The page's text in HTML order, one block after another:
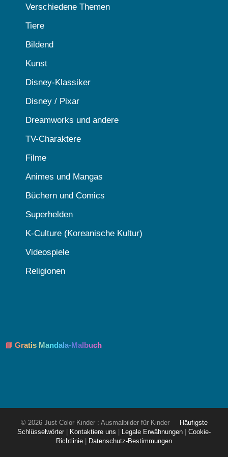
Verschiedene Themen
Tiere
Bildend
Kunst
Disney-Klassiker
Disney / Pixar
Dreamworks und andere
TV-Charaktere
Filme
Animes und Mangas
Büchern und Comics
Superhelden
K-Culture (Koreanische Kultur)
Videospiele
Religionen
📘 Gratis Mandala-Malbuch
© 2026 Just Color Kinder : Ausmalbilder für Kinder
Häufigste
Schlüsselwörter
Kontaktiere uns Legale Erwähnungen
Cookie-
Richtlinie
Datenschutz-Bestimmungen